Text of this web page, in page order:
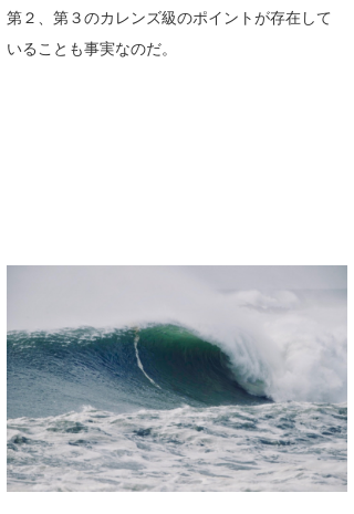
第２、第３のカレンズ級のポイントが存在して
いることも事実なのだ。